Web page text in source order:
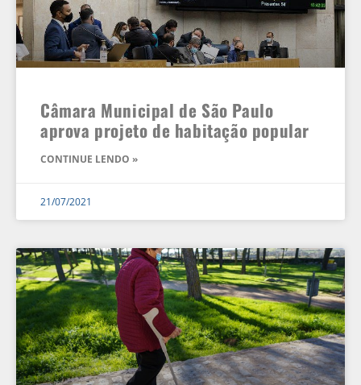
Câmara Municipal de São Paulo
aprova projeto de habitação popular
CONTINUE LENDO »
21/07/2021